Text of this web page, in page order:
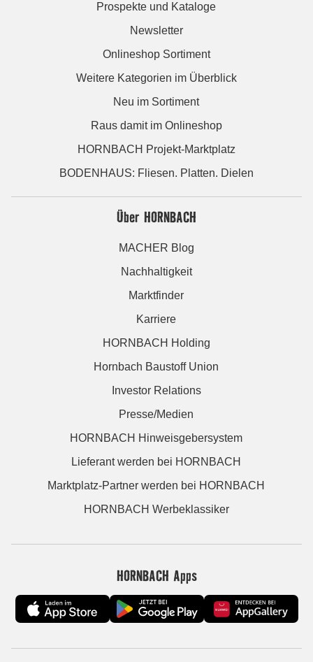
Prospekte und Kataloge
Newsletter
Onlineshop Sortiment
Weitere Kategorien im Überblick
Neu im Sortiment
Raus damit im Onlineshop
HORNBACH Projekt-Marktplatz
BODENHAUS: Fliesen. Platten. Dielen
Über HORNBACH
MACHER Blog
Nachhaltigkeit
Marktfinder
Karriere
HORNBACH Holding
Hornbach Baustoff Union
Investor Relations
Presse/Medien
HORNBACH Hinweisgebersystem
Lieferant werden bei HORNBACH
Marktplatz-Partner werden bei HORNBACH
HORNBACH Werbeklassiker
HORNBACH Apps